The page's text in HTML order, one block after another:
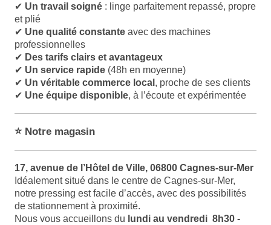
✔ Un travail soigné : linge parfaitement repassé, propre
et plié
✔ Une qualité constante avec des machines
professionnelles
✔ Des tarifs clairs et avantageux
✔ Un service rapide (48h en moyenne)
✔ Un véritable commerce local , proche de ses clients
✔ Une équipe disponible, à l’écoute et expérimentée
⭐ Notre magasin
17, avenue de l’Hôtel de Ville, 06800 Cagnes-sur-Mer
Idéalement situé dans le centre de Cagnes-sur-Mer,
notre pressing est facile d’accès, avec des possibilités
de stationnement à proximité.
Nous vous accueillons du lundi au vendredi 8h30 -